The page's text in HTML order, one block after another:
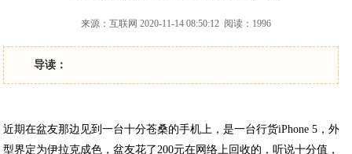
来源：互联网 2020-11-14 08:50:12 阅读：1996
导读：
近期在盆友那边见到一台十分苍桑的手机上，是一台行货iPhone 5，外
型界定为伊拉克成色，盆友花了200元在网络上回收的，听说十分值，